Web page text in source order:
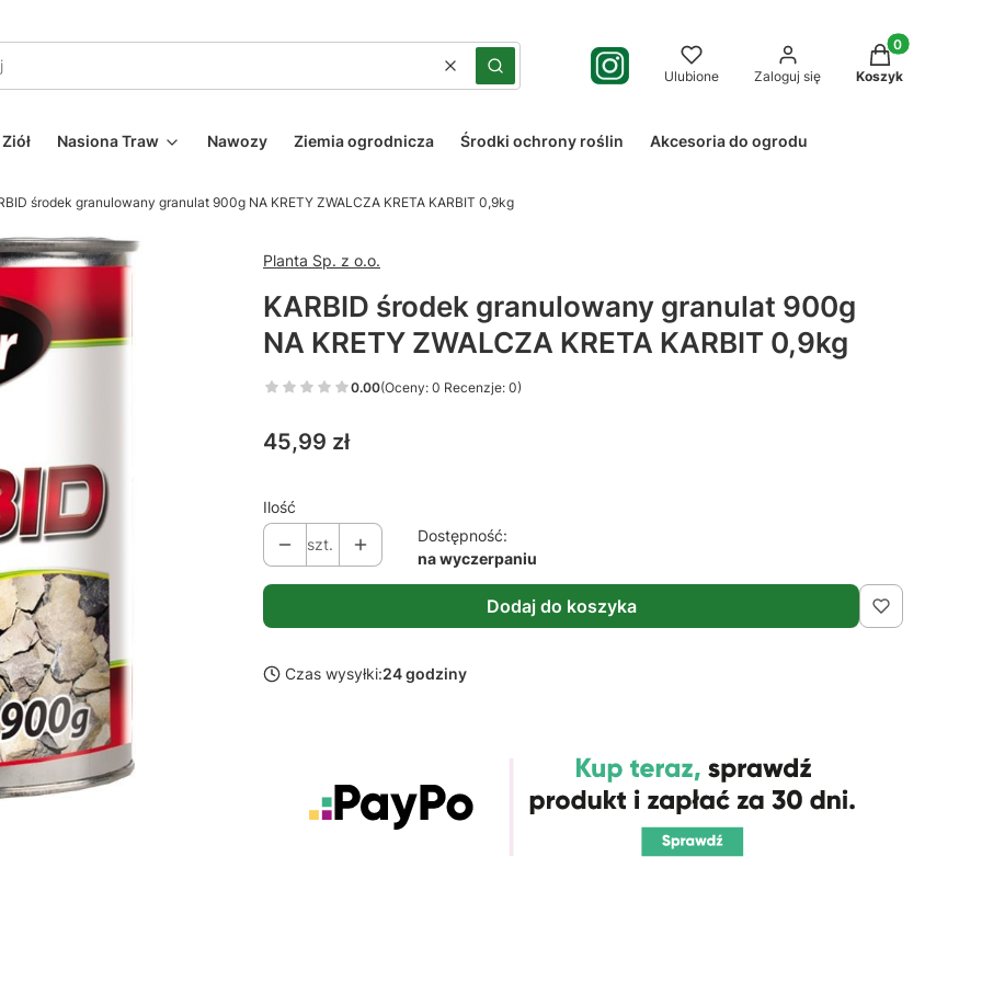
WyczyśćSzukaj Ulubione Zaloguj się
Produkty w
Koszyk
Nasiona Traw Nawozy Ziemia ogrodnicza Środki ochrony roślin Akcesoria do ogrodu
środek granulowany granulat 900g NA KRETY ZWALCZA KRETA KARBIT 0,9kg
Planta Sp. z o.o.
KARBID środek granulowany granulat 900g
NA KRETY ZWALCZA KRETA KARBIT 0,9kg
0.00(Oceny: 0 Recenzje: 0)
Cena
45,99 zł
Ilość
szt.
Dostępność:
na wyczerpaniu
Dodaj do koszyka
Czas wysyłki:24 godziny